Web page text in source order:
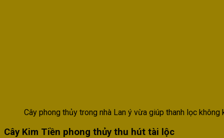
Cây phong thủy trong nhà Lan ý vừa giúp thanh lọc
Cây Kim Tiền phong thủy thu hút tài lộc